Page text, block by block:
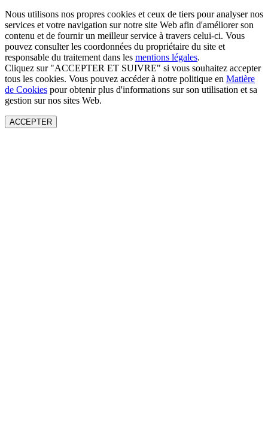
Nous utilisons nos propres cookies et ceux de tiers pour analyser nos
services et votre navigation sur notre site Web afin d'améliorer son
contenu et de fournir un meilleur service à travers celui-ci. Vous
pouvez consulter les coordonnées du propriétaire du site et
responsable du traitement dans les mentions légales.
Cliquez sur "ACCEPTER ET SUIVRE" si vous souhaitez accepter
tous les cookies. Vous pouvez accéder à notre politique en Matière
de Cookies pour obtenir plus d'informations sur son utilisation et sa
gestion sur nos sites Web.
ACCEPTER